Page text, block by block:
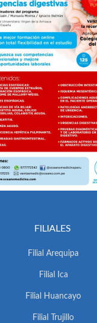
FILIALES
Filial Arequipa
Filial Ica
Filial Huancayo
Filial Trujillo